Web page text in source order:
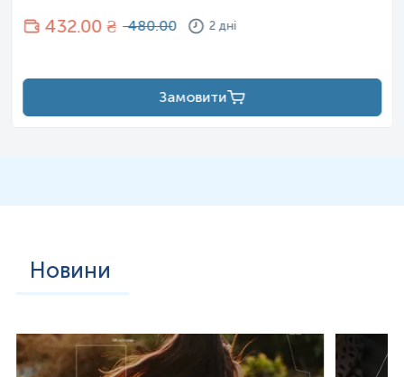
432.00 ₴ 480.00 2 дні
Замовити
Новини